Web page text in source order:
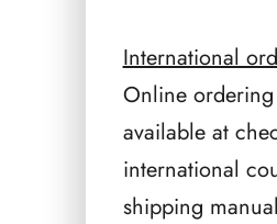
International
Online
available at
international
shipping